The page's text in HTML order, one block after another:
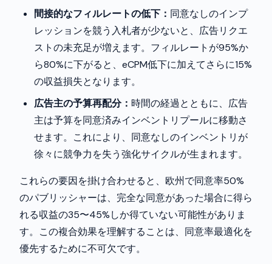
間接的なフィルレートの低下： 同意なしのインプ
レッションを競う入札者が少ないと、広告リクエ
ストの未充足が増えます。フィルレートが95%か
ら80%に下がると、eCPM低下に加えてさらに15%
の収益損失となります。
広告主の予算再配分： 時間の経過とともに、広告
主は予算を同意済みインベントリプールに移動さ
せます。これにより、同意なしのインベントリが
徐々に競争力を失う強化サイクルが生まれます。
これらの要因を掛け合わせると、欧州で同意率50%
のパブリッシャーは、完全な同意があった場合に得ら
れる収益の35〜45%しか得ていない可能性がありま
す。この複合効果を理解することは、同意率最適化を
優先するために不可欠です。